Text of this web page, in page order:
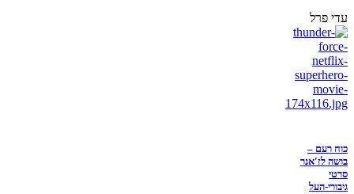
עדי פרל
כוח רעם –
בושה לז'אנר
סרטי
גיבורי-העל